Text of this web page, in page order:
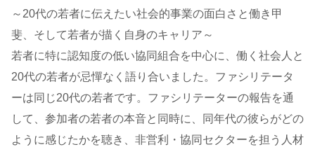
～20代の若者に伝えたい社会的事業の面白さと働き甲
斐、そして若者が描く自身のキャリア～
若者に特に認知度の低い協同組合を中心に、働く社会人と
20代の若者が忌憚なく語り合いました。ファシリテータ
ーは同じ20代の若者です。ファシリテーターの報告を通
して、参加者の若者の本音と同時に、同年代の彼らがどの
ように感じたかを聴き、非営利・協同セクターを担う人材